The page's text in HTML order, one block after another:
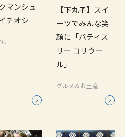
マンシュ
チオシ
け
【下丸子】スイ
ーツでみんな笑
顔に「パティス
リー コリウー
ル」
グルメ＆お土産